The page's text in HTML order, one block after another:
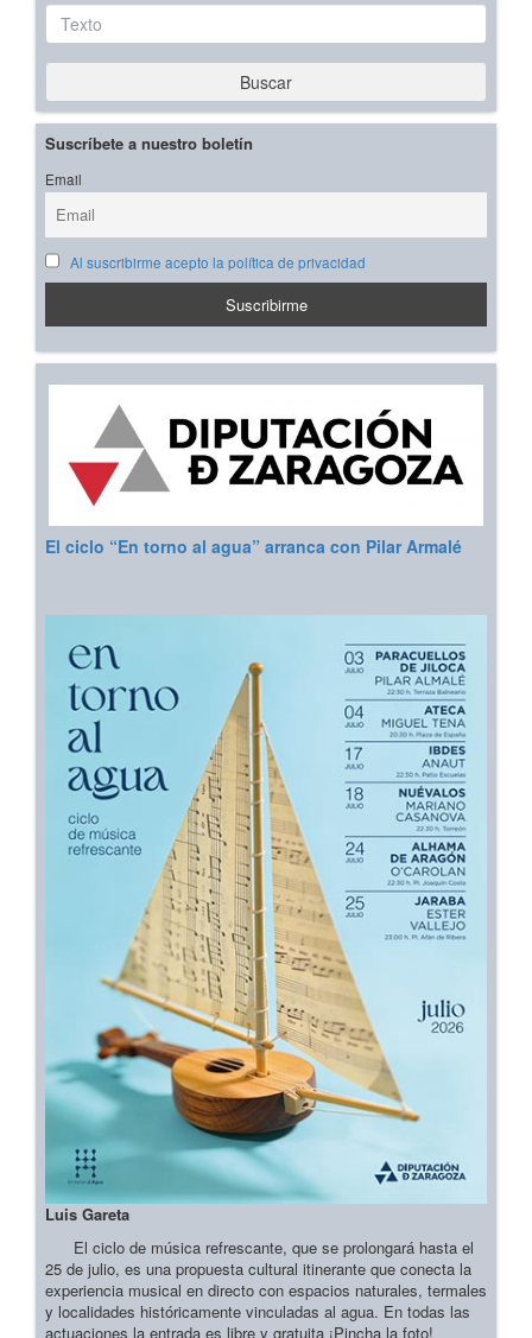
Texto
Buscar
Suscríbete a nuestro boletín
Email
Al suscribirme acepto la política de privacidad
El ciclo “En torno al agua” arranca con Pilar Armalé
Luis Gareta
El ciclo de música refrescante, que se prolongará hasta el
25 de julio, es una propuesta cultural itinerante que conecta la
experiencia musical en directo con espacios naturales, termales
y localidades históricamente vinculadas al agua. En todas las
actuaciones la entrada es libre y gratuita ¡Pincha la foto!